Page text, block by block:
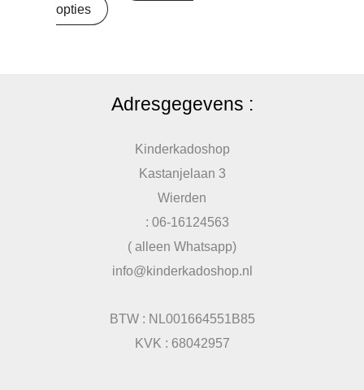
opties
Adresgegevens :
Kinderkadoshop
Kastanjelaan 3
Wierden
: 06-16124563
( alleen Whatsapp)
info@kinderkadoshop.nl
BTW : NL001664551B85
KVK : 68042957